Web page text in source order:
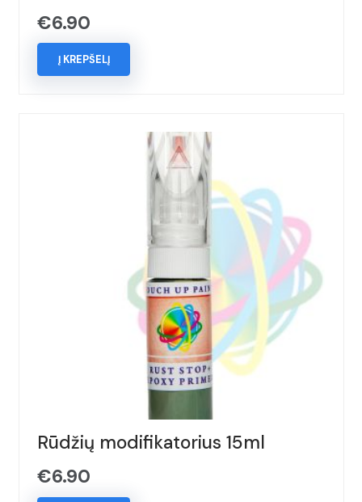
€6.90
Į KREPŠELĮ
Rūdžių modifikatorius 15ml
€6.90